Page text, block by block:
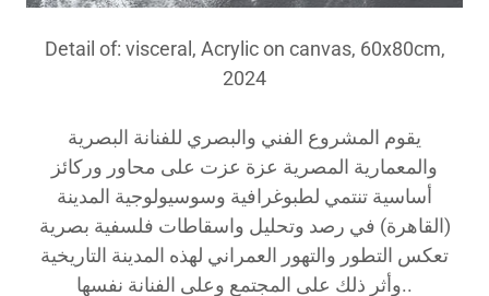
Detail of: visceral, Acrylic on canvas, 60x80cm,
2024
يقوم المشروع الفني والبصري للفنانة البصرية
والمعمارية المصرية عزة عزت على محاور وركائز
أساسية تنتمي لطبوغرافية وسوسيولوجية المدينة
(القاهرة) في رصد وتحليل واسقاطات فلسفية بصرية
تعكس التطور والتهور العمراني لهذه المدينة التاريخية
وأثر ذلك على المجتمع وعلى الفنانة نفسها..